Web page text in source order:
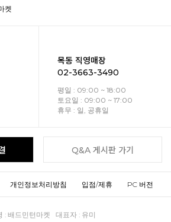
켓
목동 직영매장
02-3663-3490
평일 : 09:00 ~ 18:00
토요일 : 09:00 ~ 17:00
휴무 : 일, 공휴일
Q&A 게시판 가기
개인정보처리방침 입점/제휴 PC 버전
: 배드민턴마켓 대표자 : 유미